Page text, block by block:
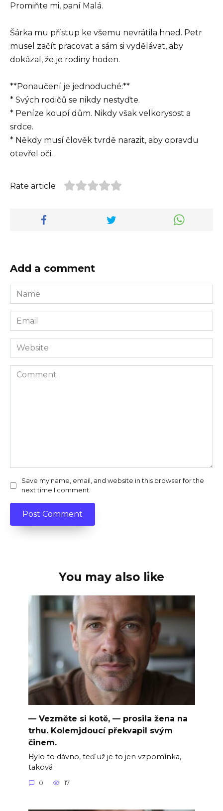
Promiňte mi, paní Malá.
Šárka mu přístup ke všemu nevrátila hned. Petr
musel začít pracovat a sám si vydělávat, aby
dokázal, že je rodiny hoden.
**Ponaučení je jednoduché:**
* Svých rodičů se nikdy nestyďte.
* Peníze koupí dům. Nikdy však velkorysost a
srdce.
* Někdy musí člověk tvrdě narazit, aby opravdu
otevřel oči.
Rate article
Add a comment
Name
*
Email
*
Website
Comment
Save my name, email, and website in this browser for the
next time I comment.
You may also like
— Vezměte si kotě, — prosila žena na
trhu. Kolemjdoucí překvapil svým
činem.
Bylo to dávno, teď už je to jen vzpomínka,
taková
0 17